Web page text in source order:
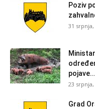
Poziv
31 srpnja,
pojave...
23 srpnja,
Grad